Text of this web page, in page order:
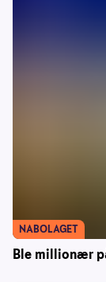
Ble millionær
NABOLAGET